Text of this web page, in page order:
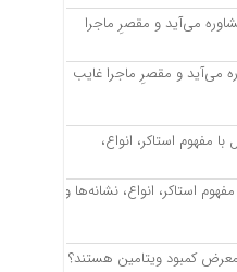
می‌آید و مقصرِ ماجرا غایب
استاکر، انواع، نشانه‌ها و